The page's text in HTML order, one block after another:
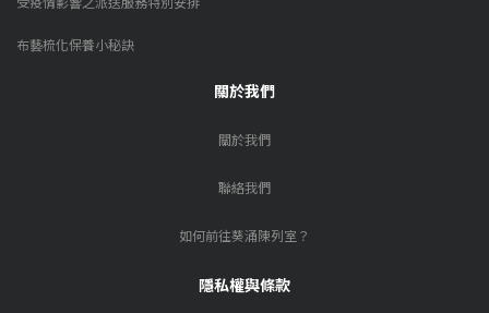
布藝梳化保養小秘訣
關於我們
關於我們
聯絡我們
如何前往葵涌陳列室？
隱私權與條款